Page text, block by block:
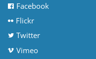
Facebook
Flickr
Twitter
Vimeo